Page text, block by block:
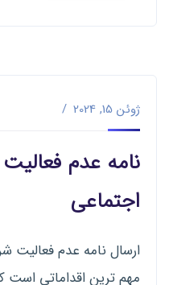
ژوئن 15, 2024
نامه عدم
اجتماعی
ارسال نامه عدم فعالیت
مهم ترین اقداماتی است